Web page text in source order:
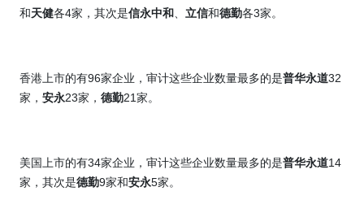
和天健各4家，其次是信永中和 立信和德勤各3家。
香港上市的有96家企业，审计这些企业数量最多的是普华永道32
家， 安永23家， 德勤21家。
美国上市的有34家企业，审计这些企业数量最多的是普华永道14
家，其次是德勤9家和安永5家。